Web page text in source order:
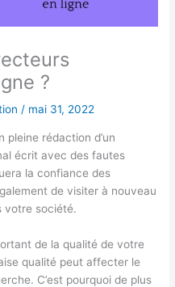
?
/ mai 31, 2022
pleine rédaction d’un
écrit avec des fautes
la confiance des
de visiter à nouveau
votre société.
de la qualité de votre
qualité peut affecter le
C’est pourquoi de plus